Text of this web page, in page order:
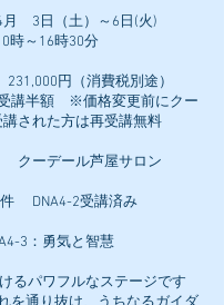
3日（土）～6日(火)
時～16時30分
円（消費税別途）
※価格変更前にクー
された方は再受講無料
ーデール芦屋サロン
DNA4-2受講済み
3：勇気と智慧
るパワフルなステージです